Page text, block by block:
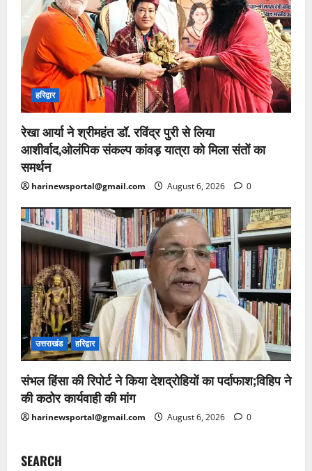
हरिद्वार
रेखा आर्या ने श्रीमहंत डॉ. रविंद्र पुरी से लिया
आशीर्वाद,ओलंपिक संकल्प कांवड़ यात्रा को मिला संतों का
समर्थन
harinewsportal@gmail.com August 6, 2026 0
उत्तराखंड हरिद्वार
संभल हिंसा की रिपोर्ट ने किया देशद्रोहियों का पर्दाफाश;विहिप ने
की कठोर कार्यवाही की मांग
harinewsportal@gmail.com August 6, 2026 0
SEARCH